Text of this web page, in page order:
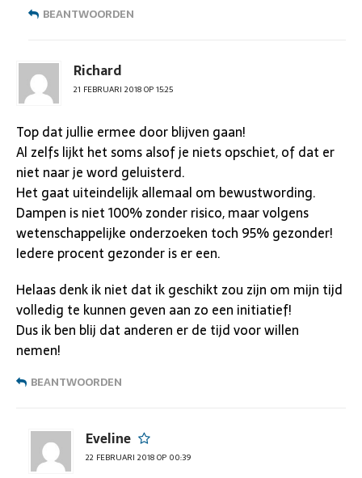
BEANTWOORDEN
Richard
21 FEBRUARI 2018 OP 15:25
Top dat jullie ermee door blijven gaan!
Al zelfs lijkt het soms alsof je niets opschiet, of dat er
niet naar je word geluisterd.
Het gaat uiteindelijk allemaal om bewustwording.
Dampen is niet 100% zonder risico, maar volgens
wetenschappelijke onderzoeken toch 95% gezonder!
Iedere procent gezonder is er een.
Helaas denk ik niet dat ik geschikt zou zijn om mijn tijd
volledig te kunnen geven aan zo een initiatief!
Dus ik ben blij dat anderen er de tijd voor willen
nemen!
BEANTWOORDEN
Eveline
22 FEBRUARI 2018 OP 00:39